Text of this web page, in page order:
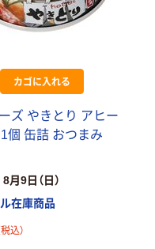
カゴに入れる
ズ やきとり アヒー
個 缶詰 おつまみ
8月9日（日）
在庫商品
税込）